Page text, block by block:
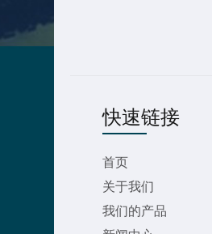
快速链接
首页
关于我们
我们的产品